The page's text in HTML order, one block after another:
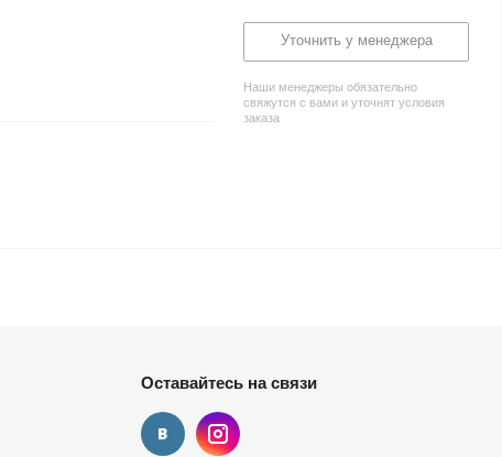
Уточнить у менеджера
Наши менеджеры обязательно
свяжутся с вами и уточнят условия
заказа
Оставайтесь на связи